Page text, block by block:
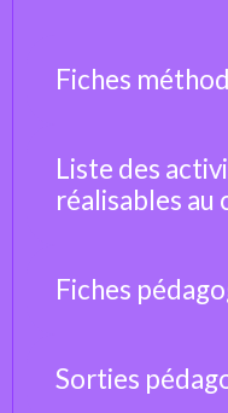
Fiches
Liste des
réalisables au
Fiches
Sorties